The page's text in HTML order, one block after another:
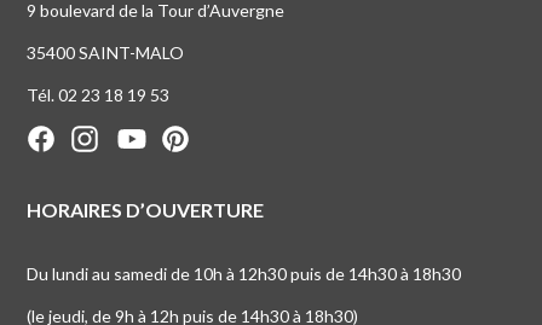
9 boulevard de la Tour d’Auvergne
35400 SAINT-MALO
Tél. 02 23 18 19 53
HORAIRES D’OUVERTURE
Du lundi au samedi de 10h à 12h30 puis de 14h30 à 18h30
(le jeudi, de 9h à 12h puis de 14h30 à 18h30)